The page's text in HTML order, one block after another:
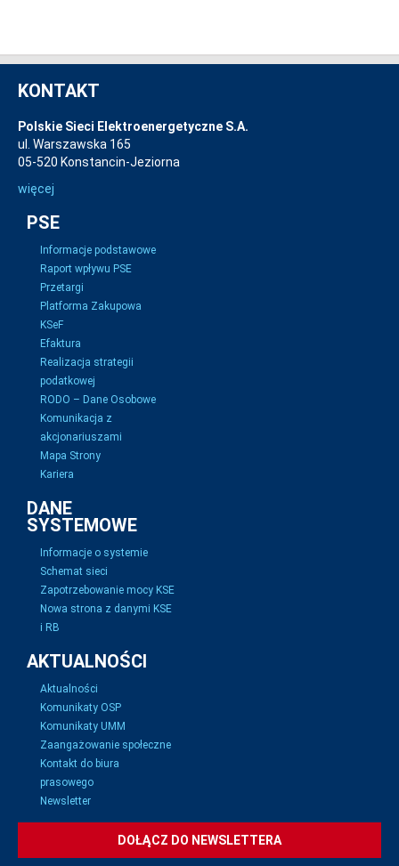
KONTAKT
Polskie Sieci Elektroenergetyczne S.A.
ul. Warszawska 165
05-520 Konstancin-Jeziorna
więcej
PSE
Informacje podstawowe
Raport wpływu PSE
Przetargi
Platforma Zakupowa
KSeF
Efaktura
Realizacja strategii
podatkowej
RODO – Dane Osobowe
Komunikacja z
akcjonariuszami
Mapa Strony
Kariera
DANE
SYSTEMOWE
Informacje o systemie
Schemat sieci
Zapotrzebowanie mocy KSE
Nowa strona z danymi KSE
i RB
AKTUALNOŚCI
Aktualności
Komunikaty OSP
Komunikaty UMM
Zaangażowanie społeczne
Kontakt do biura
prasowego
Newsletter
DOŁĄCZ DO NEWSLETTERA